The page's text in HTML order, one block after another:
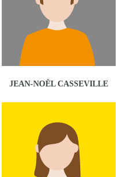
JEAN-NOËL CASSEVILLE